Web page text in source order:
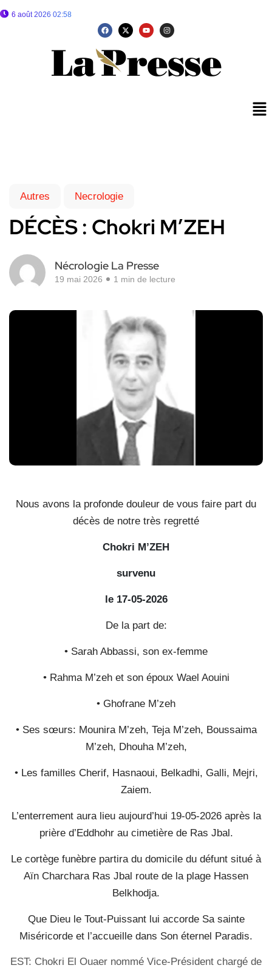
6 août 2026 02:58
Autres Necrologie
DÉCÈS : Chokri M’ZEH
Nécrologie La Presse
19 mai 2026 1 min de lecture
Nous avons la profonde douleur de vous faire part du
décès de notre très regretté
Chokri M’ZEH
survenu
le 17-05-2026
De la part de:
• Sarah Abbassi, son ex-femme
• Rahma M’zeh et son époux Wael Aouini
• Ghofrane M’zeh
• Ses sœurs: Mounira M’zeh, Teja M’zeh, Boussaima
M’zeh, Dhouha M’zeh,
• Les familles Cherif, Hasnaoui, Belkadhi, Galli, Mejri,
Zaiem.
L’enterrement aura lieu aujourd’hui 19-05-2026 après la
prière d’Eddhohr au cimetière de Ras Jbal.
Le cortège funèbre partira du domicile du défunt situé à
Aïn Charchara Ras Jbal route de la plage Hassen
Belkhodja.
Que Dieu le Tout-Puissant lui accorde Sa sainte
Miséricorde et l’accueille dans Son éternel Paradis.
EST: Chokri El Ouaer nommé Vice-Président chargé de